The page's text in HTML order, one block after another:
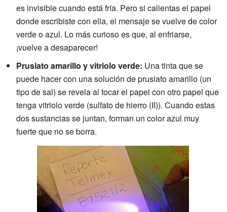
es invisible cuando está fría. Pero si calientas el papel
donde escribiste con ella, el mensaje se vuelve de color
verde o azul. Lo más curioso es que, al enfriarse,
¡vuelve a desaparecer!
Prusiato amarillo y vitriolo verde: Una tinta que se
puede hacer con una solución de prusiato amarillo (un
tipo de sal) se revela al tocar el papel con otro papel que
tenga vitriolo verde (sulfato de hierro (II)). Cuando estas
dos sustancias se juntan, forman un color azul muy
fuerte que no se borra.